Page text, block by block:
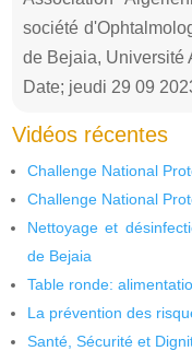
société
de Bejaia, Université
Date; jeudi 29 09
Vidéos récentes
Challenge National
Challenge National
Nettoyage et
de Bejaia
Table ronde:
La prévention des
Santé, Sécurité et